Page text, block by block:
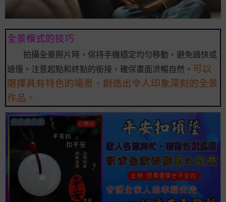
全景模式的技巧
拍攝全景照片時，保持手機穩定均勻移動，避免過快或
過慢。注意起點和終點的銜接，確保畫面流暢自然。 可以
選擇具有特色的場景，創造出令人印象深刻的全景
作品。